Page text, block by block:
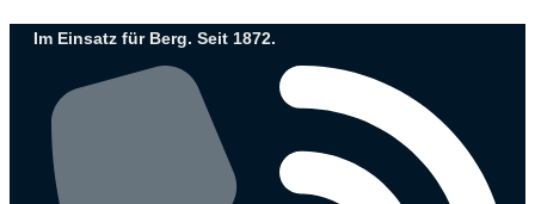
InhaltIm Einsatz für Berg. Seit 1872.